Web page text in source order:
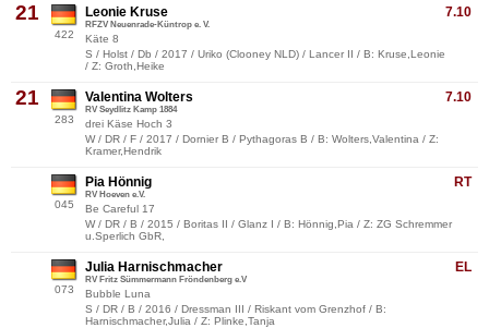
21
422
7.10
Leonie Kruse
RFZV Neuenrade-Küntrop e. V.
Käte 8
S / Holst / Db / 2017 / Uriko (Clooney NLD) / Lancer II / B: Kruse,Leonie
/ Z: Groth,Heike
21
283
7.10
Valentina Wolters
RV Seydlitz Kamp 1884
drei Käse Hoch 3
W / DR / F / 2017 / Dornier B / Pythagoras B / B: Wolters,Valentina / Z:
Kramer,Hendrik
045
RT
Pia Hönnig
RV Hoeven e.V.
Be Careful 17
W / DR / B / 2015 / Boritas II / Glanz I / B: Hönnig,Pia / Z: ZG Schremmer
u.Sperlich GbR,
073
EL
Julia Harnischmacher
RV Fritz Sümmermann Fröndenberg e.V
Bubble Luna
S / DR / B / 2016 / Dressman III / Riskant vom Grenzhof / B:
Harnischmacher,Julia / Z: Plinke,Tanja